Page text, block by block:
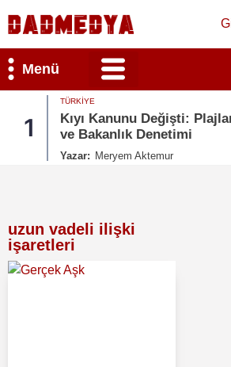
Menü
1
TÜRKIYE
Kıyı Kanunu Değişti:
ve Bakanlık Denetimi
Yazar: Meryem Aktemur
uzun vadeli ilişki
işaretleri